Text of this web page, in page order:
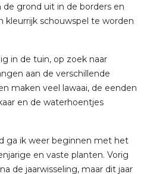
grond uit in de borders en
schouwspel te worden
in de tuin, op zoek naar
aan de verschillende
maken veel lawaai, de eenden
en de waterhoentjes
ga ik weer beginnen met het
en vaste planten. Vorig
de jaarwisseling, maar dit jaar